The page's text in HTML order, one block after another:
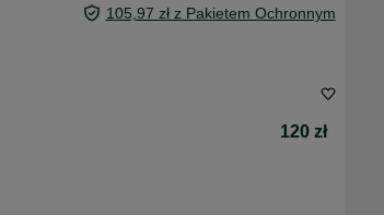
105,97 zł z Pakietem Ochronnym
120 zł